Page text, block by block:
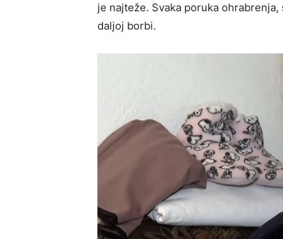
je najteže. Svaka poruka
daljoj borbi.